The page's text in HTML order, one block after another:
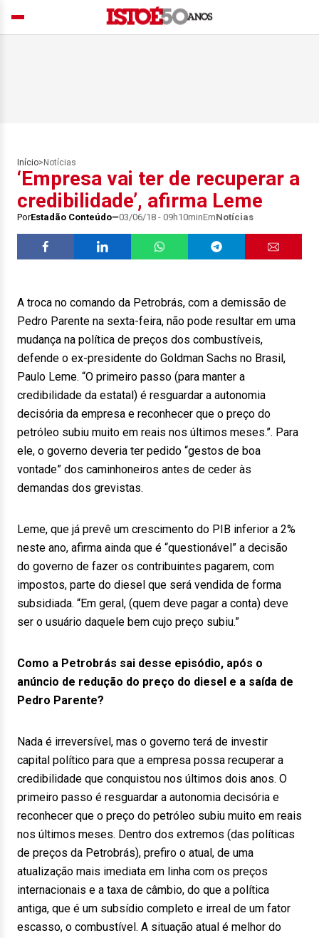
Início> Notícias
‘Empresa vai ter de recuperar a
credibilidade’, afirma Leme
PorEstadão Conteúdo 03/06/18 - 09h10minEmNotícias
A troca no comando da Petrobrás, com a demissão de
Pedro Parente na sexta-feira, não pode resultar em uma
mudança na política de preços dos combustíveis,
defende o ex-presidente do Goldman Sachs no Brasil,
Paulo Leme. “O primeiro passo (para manter a
credibilidade da estatal) é resguardar a autonomia
decisória da empresa e reconhecer que o preço do
petróleo subiu muito em reais nos últimos meses.”. Para
ele, o governo deveria ter pedido “gestos de boa
vontade” dos caminhoneiros antes de ceder às
demandas dos grevistas.
Leme, que já prevê um crescimento do PIB inferior a 2%
neste ano, afirma ainda que é “questionável” a decisão
do governo de fazer os contribuintes pagarem, com
impostos, parte do diesel que será vendida de forma
subsidiada. “Em geral, (quem deve pagar a conta) deve
ser o usuário daquele bem cujo preço subiu.”
Como a Petrobrás sai desse episódio, após o
anúncio de redução do preço do diesel e a saída de
Pedro Parente?
Nada é irreversível, mas o governo terá de investir
capital político para que a empresa possa recuperar a
credibilidade que conquistou nos últimos dois anos. O
primeiro passo é resguardar a autonomia decisória e
reconhecer que o preço do petróleo subiu muito em reais
nos últimos meses. Dentro dos extremos (das políticas
de preços da Petrobrás), prefiro o atual, de uma
atualização mais imediata em linha com os preços
internacionais e a taxa de câmbio, do que a política
antiga, que é um subsídio completo e irreal de um fator
escasso, o combustível. A situação atual é melhor do